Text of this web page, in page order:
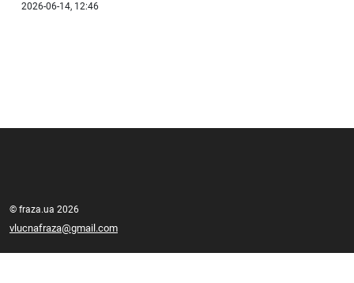
2026-06-14, 12:46
© fraza.ua 2026
vlucnafraza@gmail.com